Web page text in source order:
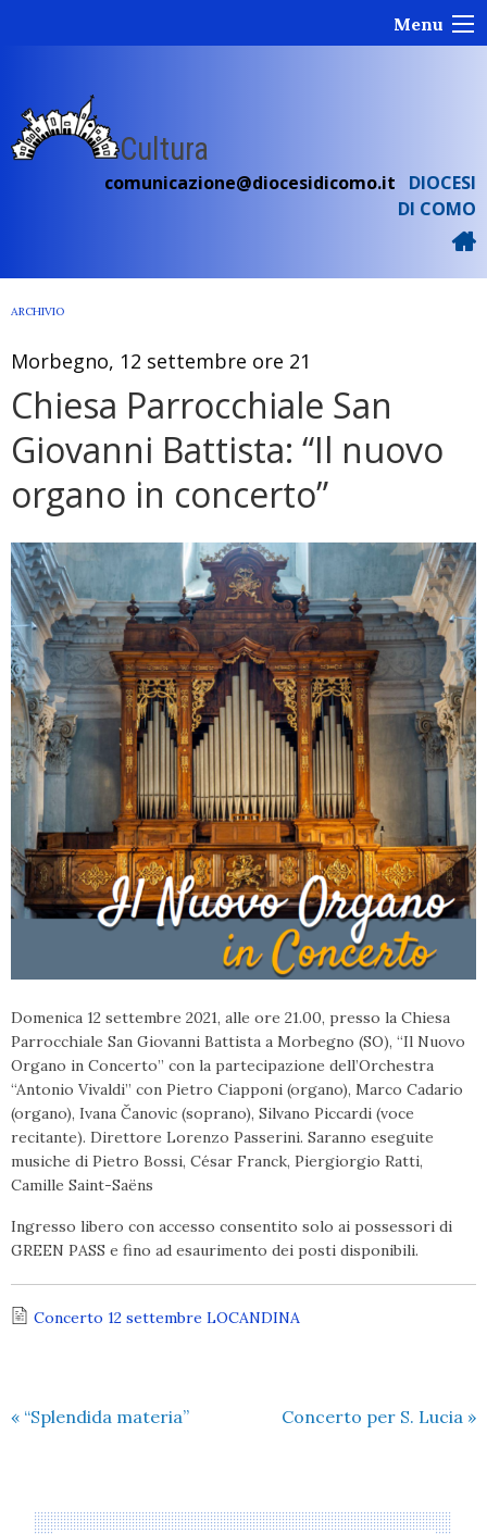
Menu
Cultura
comunicazione@diocesidicomo.it
DIOCESI
DI COMO
ARCHIVIO
Morbegno, 12 settembre ore 21
Chiesa Parrocchiale San
Giovanni Battista: “Il nuovo
organo in concerto”
Domenica 12 settembre 2021, alle ore 21.00, presso la Chiesa
Parrocchiale San Giovanni Battista a Morbegno (SO), “Il Nuovo
Organo in Concerto” con la partecipazione dell’Orchestra
“Antonio Vivaldi” con Pietro Ciapponi (organo), Marco Cadario
(organo), Ivana Čanovic (soprano), Silvano Piccardi (voce
recitante). Direttore Lorenzo Passerini. Saranno eseguite
musiche di Pietro Bossi, César Franck, Piergiorgio Ratti,
Camille Saint-Saëns
Ingresso libero con accesso consentito solo ai possessori di
GREEN PASS e fino ad esaurimento dei posti disponibili.
Concerto 12 settembre LOCANDINA
« “Splendida materia” Concerto per S. Lucia »